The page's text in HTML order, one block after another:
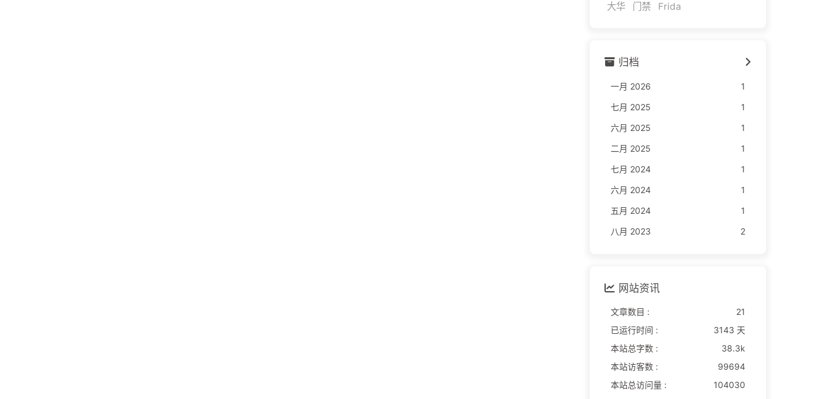
大华
门禁 Frida
归档
一月 2026
1
七月 2025
1
六月 2025
1
二月 2025
1
七月 2024
1
六月 2024
1
五月 2024
1
八月 2023
2
网站资讯
文章数目 :
21
已运行时间 :
3143 天
本站总字数 :
38.3k
本站访客数 :
99694
本站总访问量 :
104030